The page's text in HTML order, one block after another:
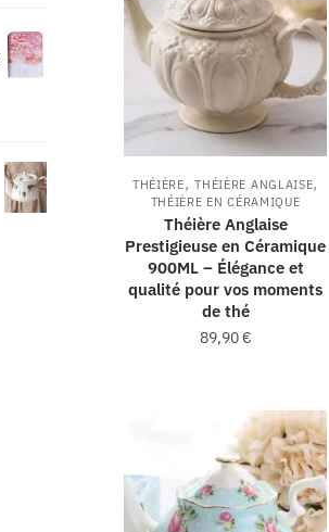
THÉIÈRE,THÉIÈRE ANGLAISE,
THÉIÈRE EN CÉRAMIQUE
Théière Anglaise
Prestigieuse en Céramique
900ML – Élégance et
qualité pour vos moments
de thé
89,90€